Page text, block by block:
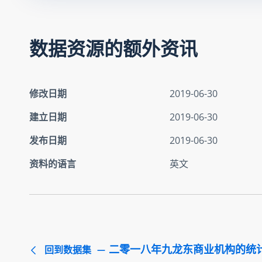
数据资源的额外资讯
修改日期
2019-06-30
建立日期
2019-06-30
发布日期
2019-06-30
资料的语言
英文
回到数据集 二零一八年九龙东商业机构的统